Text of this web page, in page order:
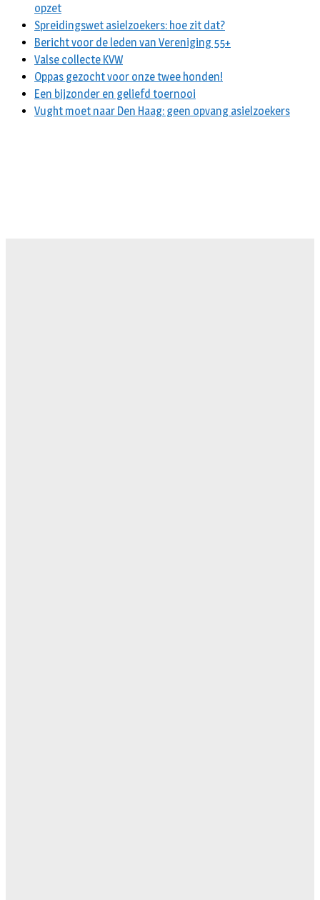
opzet
Spreidingswet asielzoekers: hoe zit dat?
Bericht voor de leden van Vereniging 55+
Valse collecte KVW
Oppas gezocht voor onze twee honden!
Een bijzonder en geliefd toernooi
Vught moet naar Den Haag: geen opvang asielzoekers